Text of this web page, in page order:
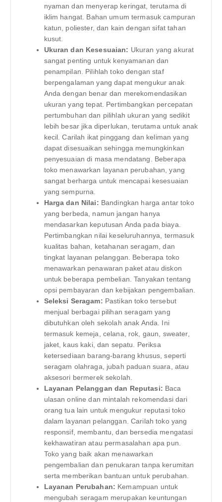
nyaman dan menyerap keringat, terutama di
iklim hangat. Bahan umum termasuk campuran
katun, poliester, dan kain dengan sifat tahan
kusut.
Ukuran dan Kesesuaian: Ukuran yang akurat
sangat penting untuk kenyamanan dan
penampilan. Pilihlah toko dengan staf
berpengalaman yang dapat mengukur anak
Anda dengan benar dan merekomendasikan
ukuran yang tepat. Pertimbangkan percepatan
pertumbuhan dan pilihlah ukuran yang sedikit
lebih besar jika diperlukan, terutama untuk anak
kecil. Carilah ikat pinggang dan keliman yang
dapat disesuaikan sehingga memungkinkan
penyesuaian di masa mendatang. Beberapa
toko menawarkan layanan perubahan, yang
sangat berharga untuk mencapai kesesuaian
yang sempurna.
Harga dan Nilai: Bandingkan harga antar toko
yang berbeda, namun jangan hanya
mendasarkan keputusan Anda pada biaya.
Pertimbangkan nilai keseluruhannya, termasuk
kualitas bahan, ketahanan seragam, dan
tingkat layanan pelanggan. Beberapa toko
menawarkan penawaran paket atau diskon
untuk beberapa pembelian. Tanyakan tentang
opsi pembayaran dan kebijakan pengembalian.
Seleksi Seragam: Pastikan toko tersebut
menjual berbagai pilihan seragam yang
dibutuhkan oleh sekolah anak Anda. Ini
termasuk kemeja, celana, rok, gaun, sweater,
jaket, kaus kaki, dan sepatu. Periksa
ketersediaan barang-barang khusus, seperti
seragam olahraga, jubah paduan suara, atau
aksesori bermerek sekolah.
Layanan Pelanggan dan Reputasi: Baca
ulasan online dan mintalah rekomendasi dari
orang tua lain untuk mengukur reputasi toko
dalam layanan pelanggan. Carilah toko yang
responsif, membantu, dan bersedia mengatasi
kekhawatiran atau permasalahan apa pun.
Toko yang baik akan menawarkan
pengembalian dan penukaran tanpa kerumitan
serta memberikan bantuan untuk perubahan.
Layanan Perubahan: Kemampuan untuk
mengubah seragam merupakan keuntungan